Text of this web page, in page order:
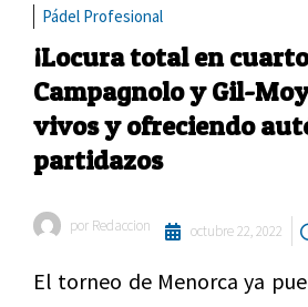
Pádel Profesional
¡Locura total en
Campagnolo y Gil-
vivos y ofreciendo
partidazos
por Redaccion octubre 22, 2022
El torneo de Menorca ya